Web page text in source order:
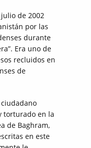
de 2002
por las
durante
Era uno de
recluidos en
de
torturado en la
de Baghram,
en este